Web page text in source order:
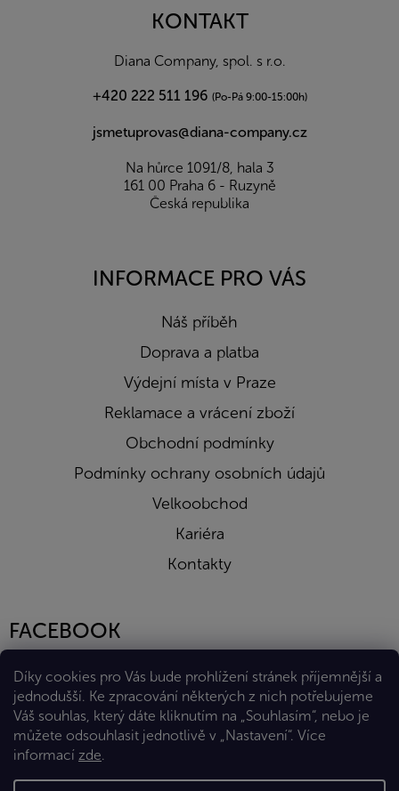
Díky cookies pro Vás bude prohlížení stránek příjemnější a
jednodušší. Ke zpracování některých z nich potřebujeme
Váš souhlas, který dáte kliknutím na „Souhlasím“, nebo je
můžete odsouhlasit jednotlivě v „Nastavení“. Více
informací zde.
KONTAKT
Diana Company, spol. s r.o.
+420 222 511 196 (Po-Pá 9:00-15:00h)
jsmetuprovas@diana-company.cz
Na hůrce 1091/8, hala 3
161 00 Praha 6 - Ruzyně
Česká republika
INFORMACE PRO VÁS
Náš příběh
Doprava a platba
Výdejní místa v Praze
Reklamace a vrácení zboží
Obchodní podmínky
Podmínky ochrany osobních údajů
Velkoobchod
Kariéra
Kontakty
FACEBOOK
Vytvořil Shoptet Premium